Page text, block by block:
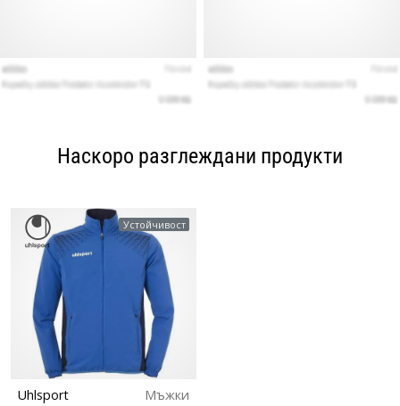
Наскоро разглеждани продукти
Устойчивост
Uhlsport
Мъжки